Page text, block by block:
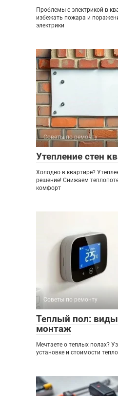
Проблемы с электрикой в
избежать пожара и
электрики
Советы по ремонту
Утепление стен
Холодно в квартире?
решение! Снижаем
комфорт
Советы по ремонту
Теплый пол:
монтаж
Мечтаете о теплых полах?
установке и стоимости